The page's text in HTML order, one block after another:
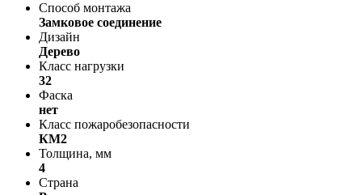
Способ монтажа
Замковое соединение
Дизайн
Дерево
Класс нагрузки
32
Фаска
нет
Класс пожаробезопасности
КМ2
Толщина, мм
4
Страна